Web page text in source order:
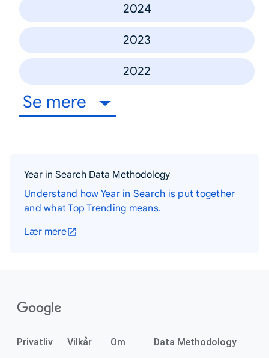
2024
2023
2022
Se mere
Year in Search Data Methodology
Understand how Year in Search is put together
and what Top Trending means.
Lær mere
Privatliv Vilkår Om Data Methodology